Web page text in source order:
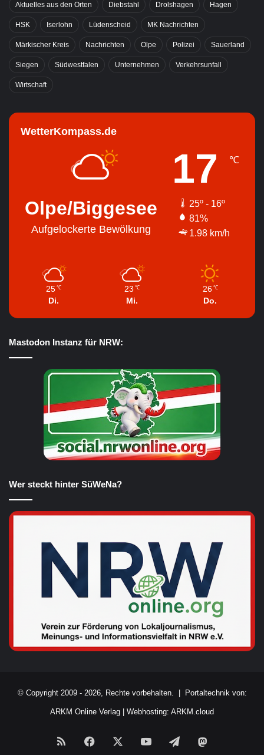
Aktuelles aus den Orten Diebstahl Drolshagen Hagen
HSK Iserlohn Lüdenscheid MK Nachrichten
Märkischer Kreis Nachrichten Olpe Polizei Sauerland
Siegen Südwestfalen Unternehmen Verkehrsunfall
Wirtschaft
WetterKompass.de
Olpe/Biggesee
Aufgelockerte Bewölkung
17 ℃
25º - 16º
81%
1.98 km/h
25 ℃
Di.
23 ℃
Mi.
26 ℃
Do.
Mastodon Instanz für NRW:
Wer steckt hinter SüWeNa?
© Copyright 2009 - 2026, Rechte vorbehalten. | Portaltechnik von:
ARKM Online Verlag | Webhosting: ARKM.cloud
RSS Facebook YouTubeTelegram